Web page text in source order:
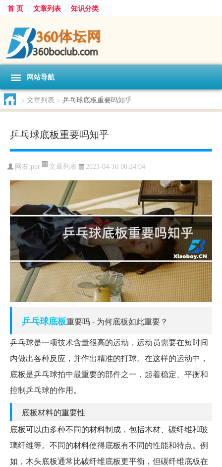
首 页 文章列表 知识分类
网站导航
> 文章列表 > 乒乓球底板重要吗知乎
乒乓球底板重要吗知乎
网友:ppr 文章列表 2023-04-16 00:24:04
乒乓球底板重要吗 - 为何底板如此重要？
乒乓球是一项技术含量很高的运动，运动员需要在短时间
内做出各种反应，并作出精准的打球。在这样的运动中，
底板是乒乓球拍中最重要的部件之一，起着稳定、平衡和
控制乒乓球的作用。
底板材料的重要性
底板可以由多种不同的材料制成，包括木材、碳纤维和玻
璃纤维等。不同的材料使得底板有不同的性能和特点。例
如，木头底板通常比碳纤维底板更平衡，但碳纤维底板在